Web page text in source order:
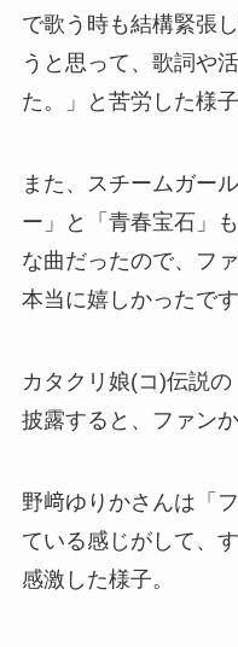
で歌う時も結構緊張
うと思って、歌詞や
た。」と苦労した様子
また、スチームガー
ー」と「青春宝石」
な曲だったので、フ
本当に嬉しかったで
カタクリ娘(コ)伝説
披露すると、ファン
野﨑ゆりかさんは「
ている感じがして、
感激した様子。